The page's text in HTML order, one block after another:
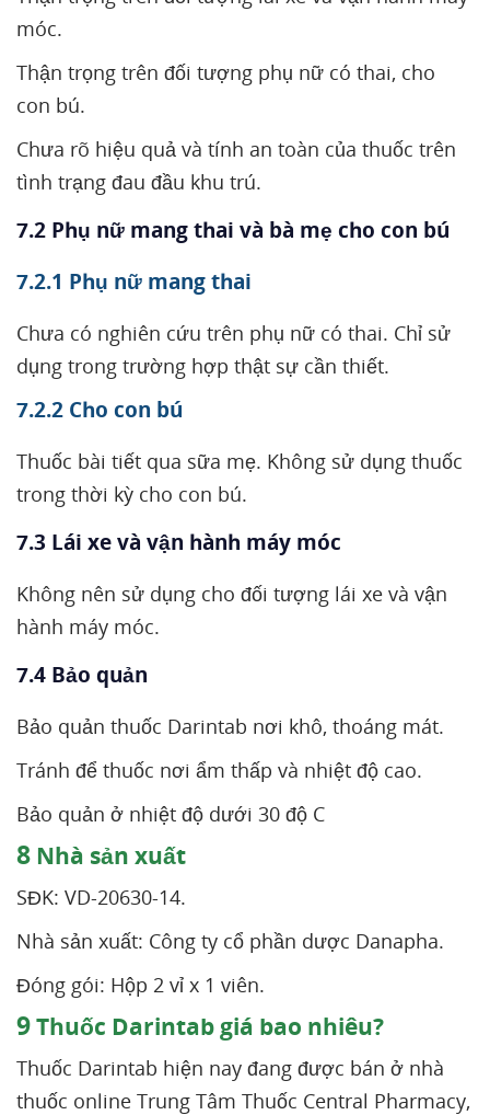
móc.
Thận trọng trên đối tượng phụ nữ có thai, cho
con bú.
Chưa rõ hiệu quả và tính an toàn của thuốc trên
tình trạng đau đầu khu trú.
7.2 Phụ nữ mang thai và bà mẹ cho con bú
7.2.1 Phụ nữ mang thai
Chưa có nghiên cứu trên phụ nữ có thai. Chỉ sử
dụng trong trường hợp thật sự cần thiết.
7.2.2 Cho con bú
Thuốc bài tiết qua sữa mẹ. Không sử dụng thuốc
trong thời kỳ cho con bú.
7.3 Lái xe và vận hành máy móc
Không nên sử dụng cho đối tượng lái xe và vận
hành máy móc.
7.4 Bảo quản
Bảo quản thuốc Darintab nơi khô, thoáng mát.
Tránh để thuốc nơi ẩm thấp và nhiệt độ cao.
Bảo quản ở nhiệt độ dưới 30 độ C
8 Nhà sản xuất
SĐK: VD-20630-14.
Nhà sản xuất: Công ty cổ phần dược Danapha.
Đóng gói: Hộp 2 vỉ x 1 viên.
9Thuốc Darintab giá bao nhiêu?
Thuốc Darintab hiện nay đang được bán ở nhà
thuốc online Trung Tâm Thuốc Central Pharmacy,